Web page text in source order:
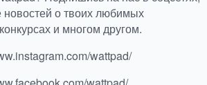
новостей о твоих любимых
и многом другом.
wattpad/